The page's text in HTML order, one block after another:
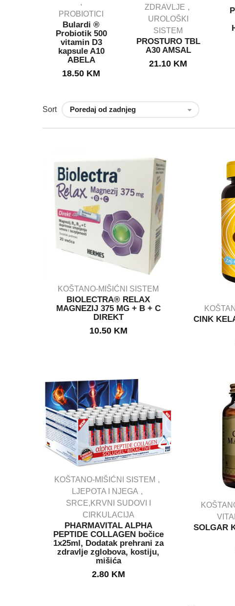
PROBIOTICI
Bulardi ®
Probiotik 500
vitamin D3
kapsule A10
ABELA
18.50 KM
ZDRAVLJE
UROLOŠKI
SISTEM
PROSTURO TBL
A30 AMSAL
21.10 KM
Sort
IN STOCK
KOŠTANO-MIŠIĆNI SISTEM
BIOLECTRA® RELAX
MAGNEZIJ 375 MG + B + C
DIREKT
10.50 KM
CINK
IN STOCK
KOŠTANO-MIŠIĆNI SISTEM
LJEPOTA I NJEGA
SRCE,KRVNI SUDOVI I
CIRKULACIJA
PHARMAVITAL ALPHA
PEPTIDE COLLAGEN bočice
1x25ml, Dodatak prehrani za
zdravlje zglobova, kostiju,
mišića
2.80 KM
SOLGAR